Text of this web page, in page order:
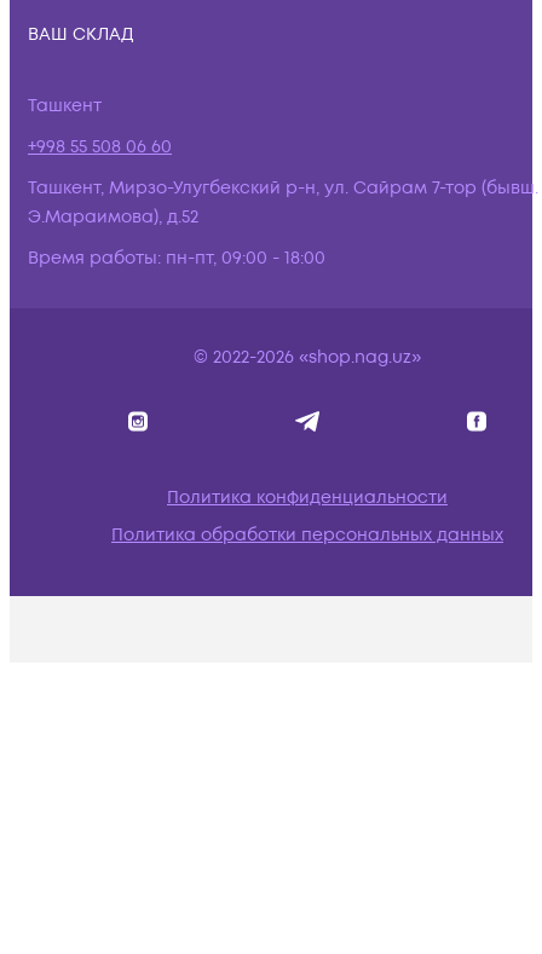
ВАШ СКЛАД
Ташкент
+998 55 508 06 60
Ташкент, Мирзо-Улугбекский р-н, ул. Сайрам 7-тор (бывш.
Э.Мараимова), д.52
Время работы: пн-пт, 09:00 - 18:00
© 2022-2026 «shop.nag.uz»
Политика конфиденциальности
Политика обработки персональных данных